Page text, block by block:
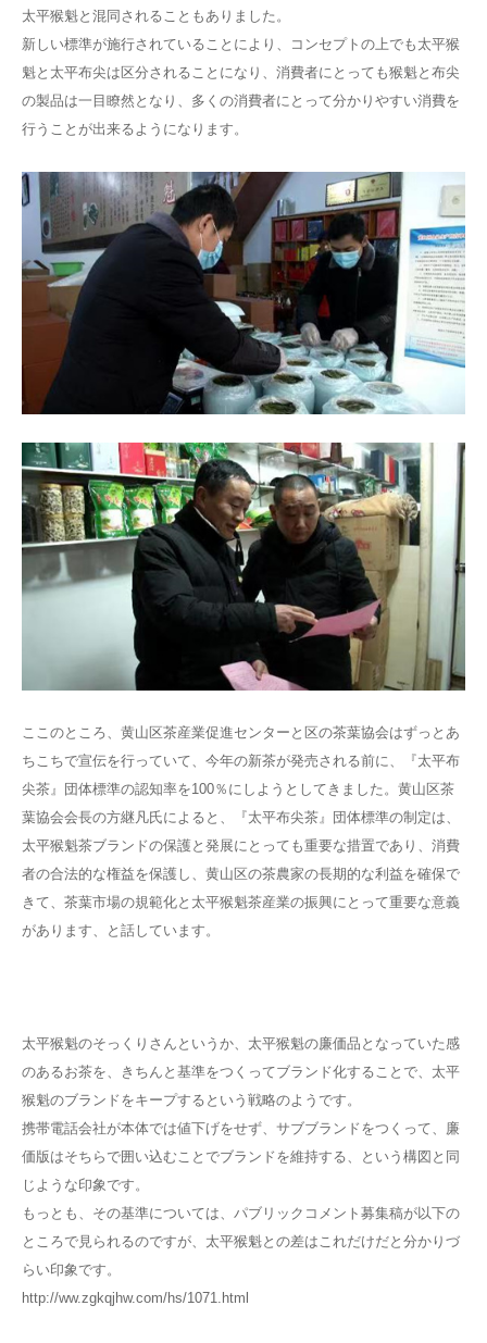
太平猴魁と混同されることもありました。
新しい標準が施行されていることにより、コンセプトの上でも太平猴
魁と太平布尖は区分されることになり、消費者にとっても猴魁と布尖
の製品は一目瞭然となり、多くの消費者にとって分かりやすい消費を
行うことが出来るようになります。
ここのところ、黄山区茶産業促進センターと区の茶葉協会はずっとあ
ちこちで宣伝を行っていて、今年の新茶が発売される前に、『太平布
尖茶』団体標準の認知率を100％にしようとしてきました。黄山区茶
葉協会会長の方継凡氏によると、『太平布尖茶』団体標準の制定は、
太平猴魁茶ブランドの保護と発展にとっても重要な措置であり、消費
者の合法的な権益を保護し、黄山区の茶農家の長期的な利益を確保で
きて、茶葉市場の規範化と太平猴魁茶産業の振興にとって重要な意義
があります、と話しています。
太平猴魁のそっくりさんというか、太平猴魁の廉価品となっていた感
のあるお茶を、きちんと基準をつくってブランド化することで、太平
猴魁のブランドをキープするという戦略のようです。
携帯電話会社が本体では値下げをせず、サブブランドをつくって、廉
価版はそちらで囲い込むことでブランドを維持する、という構図と同
じような印象です。
もっとも、その基準については、パブリックコメント募集稿が以下の
ところで見られるのですが、太平猴魁との差はこれだけだと分かりづ
らい印象です。
http://ww.zgkqjhw.com/hs/1071.html